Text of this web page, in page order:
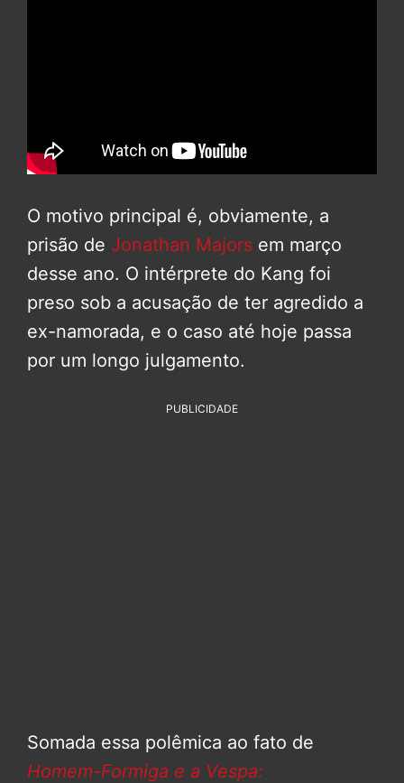
O motivo principal é, obviamente, a
prisão de Jonathan Majors em março
desse ano. O intérprete do Kang foi
preso sob a acusação de ter agredido a
ex-namorada, e o caso até hoje passa
por um longo julgamento.
PUBLICIDADE
Somada essa polêmica ao fato de
Homem-Formiga e a Vespa: